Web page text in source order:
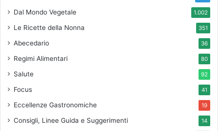
Dal Mondo Vegetale 1.002
Le Ricette della Nonna 351
Abecedario 36
Regimi Alimentari 80
Salute 92
Focus 41
Eccellenze Gastronomiche 19
Consigli, Linee Guida e Suggerimenti 14